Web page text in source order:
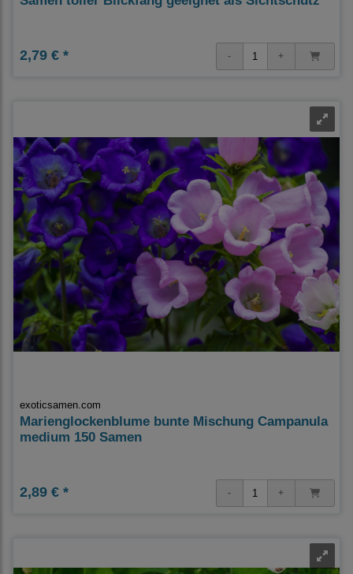
2,79 € *
exoticsamen.com
Marienglockenblume bunte Mischung Campanula
medium 150 Samen
2,89 € *